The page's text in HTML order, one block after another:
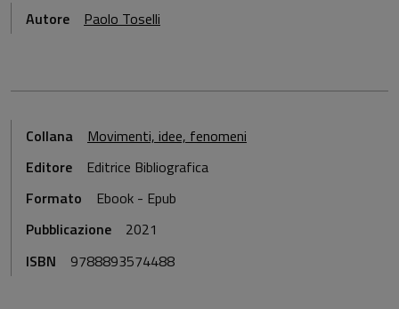
Autore Paolo Toselli
Collana
Movimenti, idee, fenomeni
Editore
Editrice Bibliografica
Formato
Ebook - Epub
Pubblicazione
2021
ISBN
9788893574488